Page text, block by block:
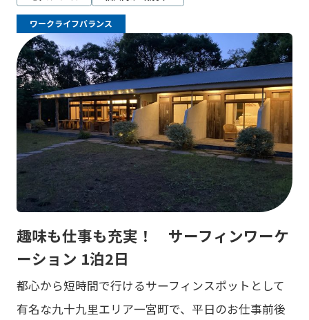
ワークライフバランス
趣味も仕事も充実！ サーフィンワーケ
ーション 1泊2日
都心から短時間で行けるサーフィンスポットとして
有名な九十九里エリア一宮町で、平日のお仕事前後